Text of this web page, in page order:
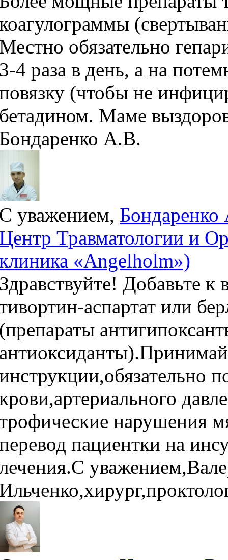
обязательно
4 раза в день, а на
(чтобы не
Маме
А.В.
уважением, Бондаренко
Травматологии и
«Angelholm»)
Добавьте
аспартат или
нарушения
пациентки на